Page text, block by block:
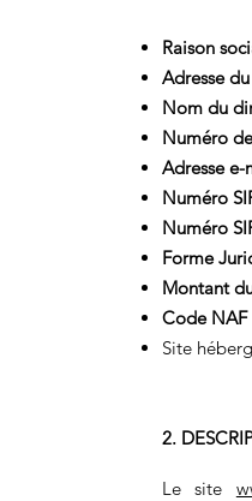
Raison
Adresse
Nom du
Numéro
Adresse
Numéro
Numéro
Forme
Montant
Code NAF
Site
2.
Le site